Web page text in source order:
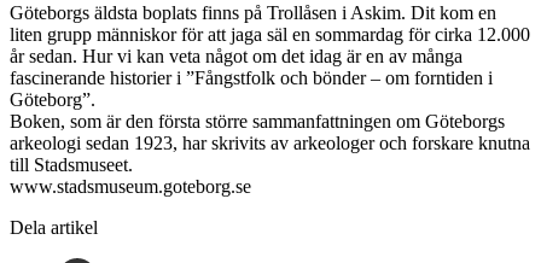
Göteborgs äldsta boplats finns på Trollåsen i Askim. Dit kom en
liten grupp människor för att jaga säl en sommardag för cirka 12.000
år sedan. Hur vi kan veta något om det idag är en av många
fascinerande historier i ”Fångstfolk och bönder – om forntiden i
Göteborg”.
Boken, som är den första större sammanfattningen om Göteborgs
arkeologi sedan 1923, har skrivits av arkeologer och forskare knutna
till Stadsmuseet.
www.stadsmuseum.goteborg.se
Dela artikel